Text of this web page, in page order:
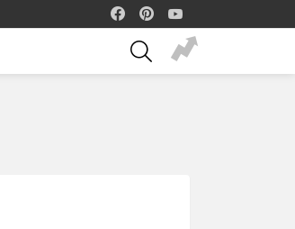
facebook
SEARCH